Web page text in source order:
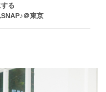
る
＠東京